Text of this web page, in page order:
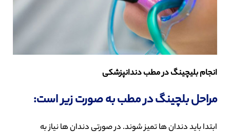
انجام بلیچینگ در مطب دندانپزشکی
مراحل بلچینگ در مطب به صورت زیر است:
ابتدا باید دندان ها تمیز شوند. در صورتی دندان ها نیاز به